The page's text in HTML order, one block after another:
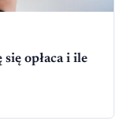
opłaca i ile